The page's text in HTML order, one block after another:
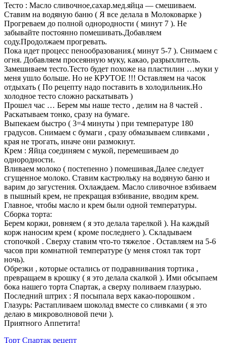
Тесто : Масло сливочное,сахар.мед.яйца — смешиваем.
Ставим на водяную баню ( Я все делала в Молоковарке )
Прогреваем до полной однородности ( минут 7 ). Не
забывайте постоянно помешивать.Добавляем
соду.Продолжаем прогревать.
Пока идет процесс пенообразования.( минут 5-7 ). Снимаем с
огня. Добавляем просеянную муку, какао, разрыхлитель.
Замешиваем тесто.Тесто будет похоже на пластилин …муки у
меня ушло больше. Но не КРУТОЕ !!! Оставляем на часок
отдыхать ( По рецепту надо поставить в холодильник.Но
холодное тесто сложно раскатывать )
Прошел час … Берем мы наше тесто , делим на 8 частей .
Раскатываем тонко, сразу на бумаге.
Выпекаем быстро ( 3=4 минуты ) при температуре 180
градусов. Снимаем с бумаги , сразу обмазываем сливками ,
края не трогать, иначе они размокнут.
Крем : Яйца соединяем с мукой, перемешиваем до
однородности.
Вливаем молоко ( постепенно ) помешивая.Далее следует
сгущенное молоко. Ставим кастрюльку на водяную баню и
варим до загустения. Охлаждаем. Масло сливочное взбиваем
в пышный крем, не прекращая взбивание, вводим крем.
Главное, чтобы масло и крем были одной температуры.
Сборка торта:
Берем коржи, ровняем ( я это делала тарелкой ). На каждый
корж наносим крем ( кроме последнего ). Складываем
стопочкой . Сверху ставим что-то тяжелое . Оставляем на 5-6
часов при комнатной температуре (у меня стоял так торт
ночь).
Обрезки , которые остались от подравнивания тортика ,
превращаем в крошку ( я это делала скалкой ). Ими обсыпаем
бока нашего торта Спартак, а сверху поливаем глазурью.
Последний штрих : Я посыпала верх какао-порошком .
Глазурь: Растапливаем шоколад вместе со сливками ( я это
делаю в микроволновой печи ).
Приятного Аппетита!
Торт Спартак рецепт